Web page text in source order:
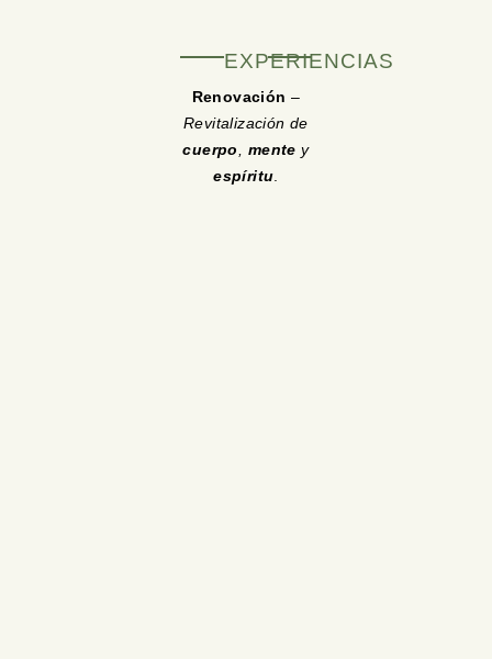
EXPERIENCIAS
Renovación –
Revitalización de
cuerpo
mente y
espíritu